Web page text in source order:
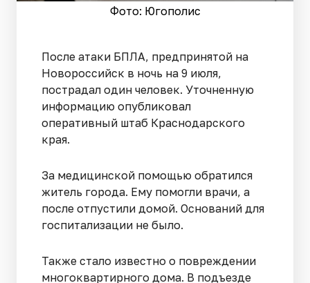
Фото: Югополис
После атаки БПЛА, предпринятой на
Новороссийск в ночь на 9 июля,
пострадал один человек. Уточненную
информацию опубликовал
оперативный штаб Краснодарского
края.
За медицинской помощью обратился
житель города. Ему помогли врачи, а
после отпустили домой. Оснований для
госпитализации не было.
Также стало известно о повреждении
многоквартирного дома. В подъезде